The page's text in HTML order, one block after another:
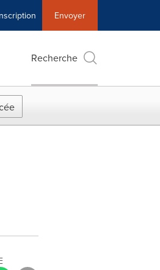
Envoyer
Recherche